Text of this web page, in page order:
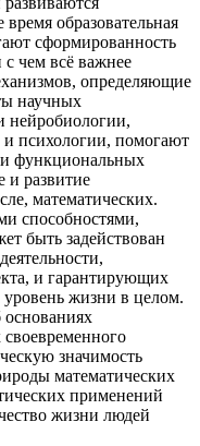
образовательная
сформированность
с чем всё важнее
определяющие
научных
нейробиологии,
и психологии, помогают
и функциональных
и развитие
математических.
способностями,
быть задействован
и гарантирующих
жизни в целом.
основаниях
своевременного
значимость
математических
применений
жизни людей